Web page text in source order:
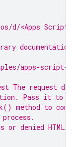
d/<Apps Script
apps-script-
The request
Pass it to
to
or denied HTML